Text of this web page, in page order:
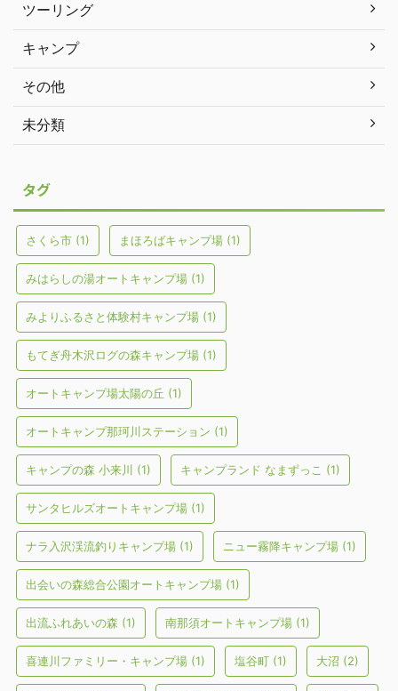
ツーリング
キャンプ
その他
未分類
タグ
さくら市 (1) まほろばキャンプ場 (1)
みはらしの湯オートキャンプ場 (1)
みよりふるさと体験村キャンプ場 (1)
もてぎ舟木沢ログの森キャンプ場 (1)
オートキャンプ場太陽の丘 (1)
オートキャンプ那珂川ステーション (1)
キャンプの森 小来川 (1) キャンプランド なまずっこ (1)
サンタヒルズオートキャンプ場 (1)
ナラ入沢渓流釣りキャンプ場 (1) ニュー霧降キャンプ場 (1)
出会いの森総合公園オートキャンプ場 (1)
出流ふれあいの森 (1) 南那須オートキャンプ場 (1)
喜連川ファミリー・キャンプ場 (1) 塩谷町 (1) 大沼 (2)